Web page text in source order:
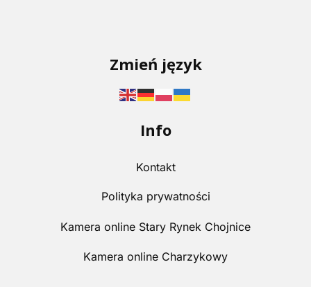
Zmień język
Info
Kontakt
Polityka prywatności
Kamera online Stary Rynek Chojnice
Kamera online Charzykowy